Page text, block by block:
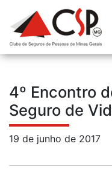
4º Encontro
Seguro de
19 de junho de 2017